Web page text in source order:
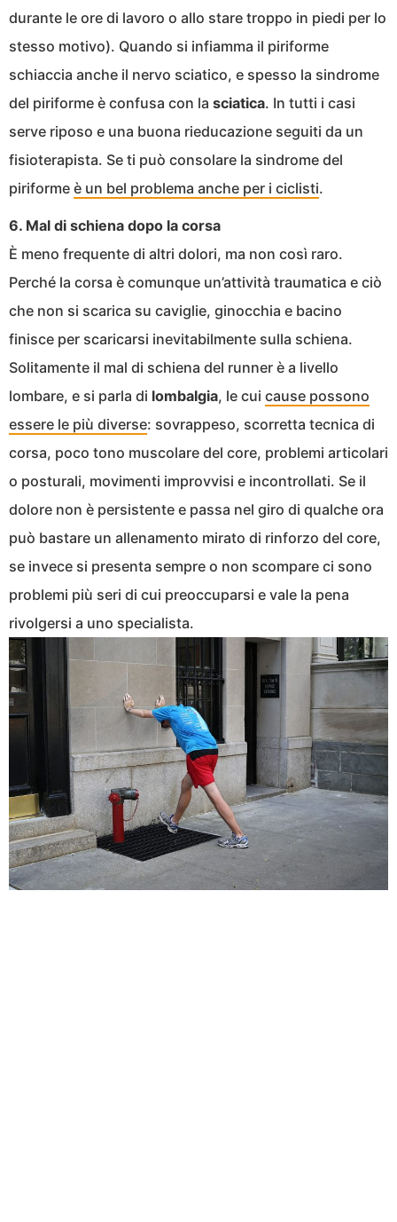
durante le ore di lavoro o allo stare troppo in piedi per lo
stesso motivo). Quando si infiamma il piriforme
schiaccia anche il nervo sciatico, e spesso la sindrome
del piriforme è confusa con la sciatica. In tutti i casi
serve riposo e una buona rieducazione seguiti da un
fisioterapista. Se ti può consolare la sindrome del
piriforme è un bel problema anche per i ciclisti.
6. Mal di schiena dopo la corsa
È meno frequente di altri dolori, ma non così raro.
Perché la corsa è comunque un’attività traumatica e ciò
che non si scarica su caviglie, ginocchia e bacino
finisce per scaricarsi inevitabilmente sulla schiena.
Solitamente il mal di schiena del runner è a livello
lombare, e si parla di lombalgia, le cui cause possono
essere le più diverse: sovrappeso, scorretta tecnica di
corsa, poco tono muscolare del core, problemi articolari
o posturali, movimenti improvvisi e incontrollati. Se il
dolore non è persistente e passa nel giro di qualche ora
può bastare un allenamento mirato di rinforzo del core,
se invece si presenta sempre o non scompare ci sono
problemi più seri di cui preoccuparsi e vale la pena
rivolgersi a uno specialista.